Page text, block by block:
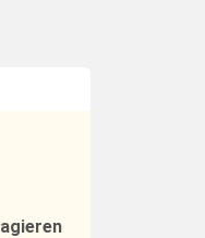
agieren